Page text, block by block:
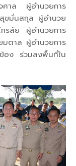
าล ผู้อำนวยการ
ขมั่นสกุล ผู้อำนวย
รสัย ผู้อำนวยการ
มตาล ผู้อำนวยการ
ข้อง ร่วมลงพื้นที่ใน